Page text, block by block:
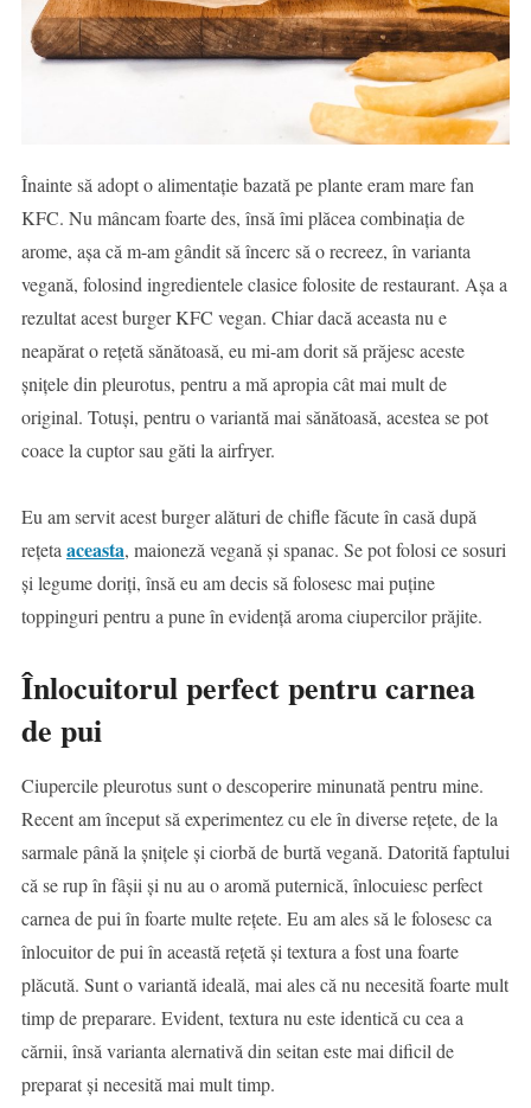
Înainte să adopt o alimentație bazată pe plante eram mare fan
KFC. Nu mâncam foarte des, însă îmi plăcea combinația de
arome, așa că m-am gândit să încerc să o recreez, în varianta
vegană, folosind ingredientele clasice folosite de restaurant. Așa a
rezultat acest burger KFC vegan. Chiar dacă aceasta nu e
neapărat o rețetă sănătoasă, eu mi-am dorit să prăjesc aceste
șnițele din pleurotus, pentru a mă apropia cât mai mult de
original. Totuși, pentru o variantă mai sănătoasă, acestea se pot
coace la cuptor sau găti la airfryer.
Eu am servit acest burger alături de chifle făcute în casă după
rețeta aceasta, maioneză vegană și spanac. Se pot folosi ce sosuri
și legume doriți, însă eu am decis să folosesc mai puține
toppinguri pentru a pune în evidență aroma ciupercilor prăjite.
Înlocuitorul perfect pentru carnea
de pui
Ciupercile pleurotus sunt o descoperire minunată pentru mine.
Recent am început să experimentez cu ele în diverse rețete, de la
sarmale până la șnițele și ciorbă de burtă vegană. Datorită faptului
că se rup în fâșii și nu au o aromă puternică, înlocuiesc perfect
carnea de pui în foarte multe rețete. Eu am ales să le folosesc ca
înlocuitor de pui în această rețetă și textura a fost una foarte
plăcută. Sunt o variantă ideală, mai ales că nu necesită foarte mult
timp de preparare. Evident, textura nu este identică cu cea a
cărnii, însă varianta alernativă din seitan este mai dificil de
preparat și necesită mai mult timp.